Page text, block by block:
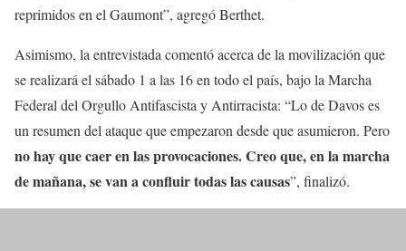
reprimidos en el Gaumont”, agregó Berthet.
Asimismo, la entrevistada comentó acerca de la movilización que
se realizará el sábado 1 a las 16 en todo el país, bajo la Marcha
Federal del Orgullo Antifascista y Antirracista: “Lo de Davos es
un resumen del ataque que empezaron desde que asumieron. Pero
no hay que caer en las provocaciones. Creo que, en la marcha
de mañana, se van a confluir todas las causas”, finalizó.